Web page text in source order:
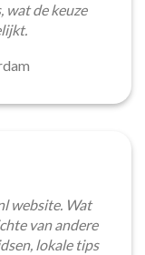
wat de keuze
website. Wat
van andere
lokale tips